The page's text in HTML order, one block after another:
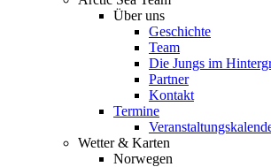
Über uns
Geschichte
Team
Die Jungs im
Partner
Kontakt
Termine
Wetter & Karten
Norwegen